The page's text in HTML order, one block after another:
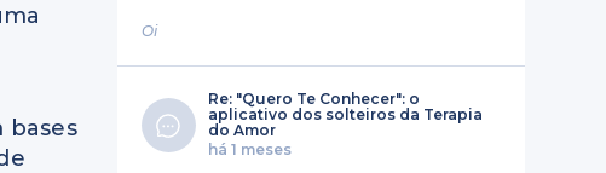
bases
Oi
Re: "Quero Te Conhecer": o
aplicativo dos solteiros da Terapia
do Amor
há 1 meses